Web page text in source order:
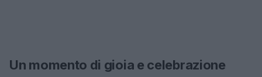
Un momento di gioia e celebrazione